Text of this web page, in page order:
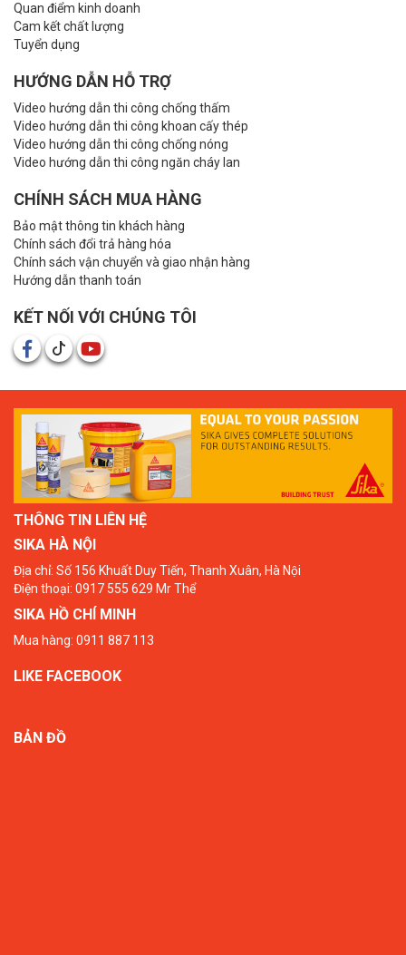
Quan điểm kinh doanh
Cam kết chất lượng
Tuyển dụng
HƯỚNG DẪN HỖ TRỢ
Video hướng dẫn thi công chống thấm
Video hướng dẫn thi công khoan cấy thép
Video hướng dẫn thi công chống nóng
Video hướng dẫn thi công ngăn cháy lan
CHÍNH SÁCH MUA HÀNG
Bảo mật thông tin khách hàng
Chính sách đổi trả hàng hóa
Chính sách vận chuyển và giao nhận hàng
Hướng dẫn thanh toán
KẾT NỐI VỚI CHÚNG TÔI
THÔNG TIN LIÊN HỆ
SIKA HÀ NỘI
Địa chỉ: Số 156 Khuất Duy Tiến, Thanh Xuân, Hà Nội
Điện thoại: 0917 555 629 Mr Thể
SIKA HỒ CHÍ MINH
Mua hàng: 0911 887 113
LIKE FACEBOOK
BẢN ĐỒ